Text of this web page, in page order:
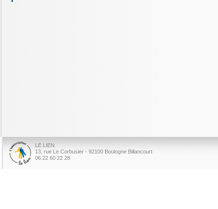
LE LIEN
13, rue Le Corbusier - 92100 Boulogne Billancourt
06 22 60 22 28